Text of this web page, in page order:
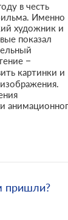
в честь
Именно
художник и
показал
–
картинки и